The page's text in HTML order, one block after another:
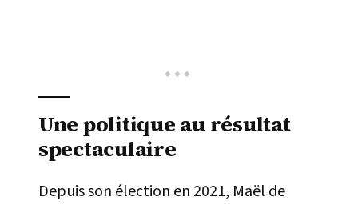
Une politique au résultat
spectaculaire
Depuis son élection en 2021, Maël de